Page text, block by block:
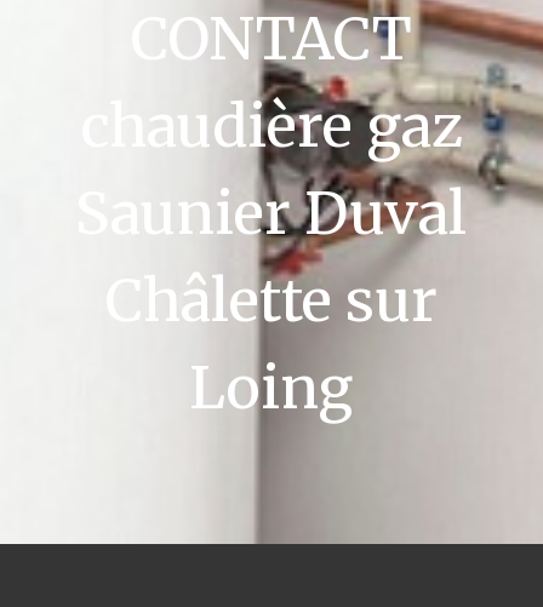
CONTACT
chaudière gaz
Saunier Duval
Châlette sur
Loing